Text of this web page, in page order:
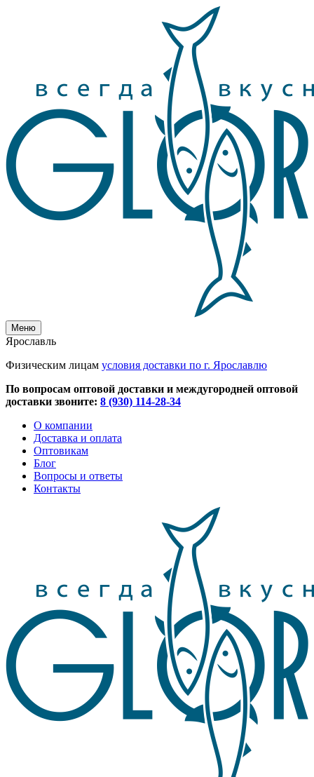
Меню
Ярославль
Физическим лицам условия доставки по г. Ярославлю
По вопросам оптовой доставки и междугородней оптовой
доставки звоните: 8 (930) 114-28-34
О компании
Доставка и оплата
Оптовикам
Блог
Вопросы и ответы
Контакты